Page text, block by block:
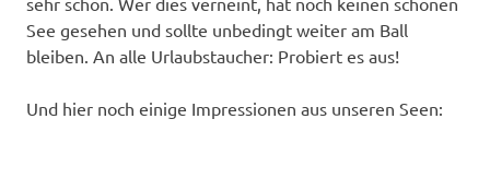
See gesehen und sollte unbedingt weiter am Ball
bleiben. An alle Urlaubstaucher: Probiert es aus!
Und hier noch einige Impressionen aus unseren Seen: